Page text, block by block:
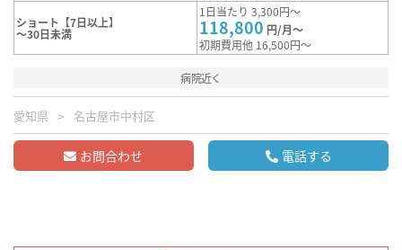
ショート【7日以上】
～30日未満
1日当たり 3,300円～
118,800 円/月～
初期費用他 16,500円～
病院近く
愛知県 名古屋市中村区
お問合わせ 電話する